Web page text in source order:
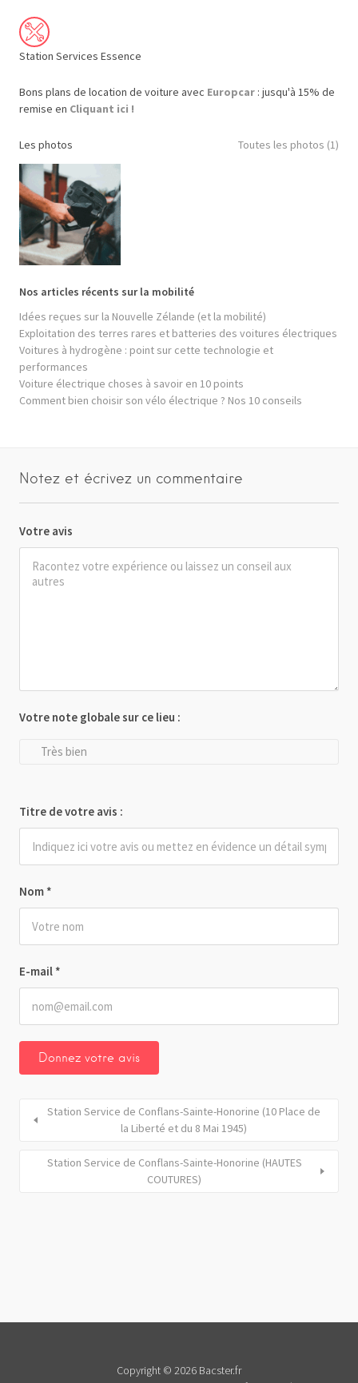
Station Services Essence
Bons plans de location de voiture avec Europcar : jusqu'à 15% de
remise en Cliquant ici !
Les photos Toutes les photos (1)
Nos articles récents sur la mobilité
Idées reçues sur la Nouvelle Zélande (et la mobilité)
Exploitation des terres rares et batteries des voitures électriques
Voitures à hydrogène : point sur cette technologie et
performances
Voiture électrique choses à savoir en 10 points
Comment bien choisir son vélo électrique ? Nos 10 conseils
Notez et écrivez un commentaire
Votre avis
Nom *
E-mail *
Votre note globale sur ce lieu :
Très bien
Titre de votre avis :
Station Service de Conflans-Sainte-Honorine (10 Place de
la Liberté et du 8 Mai 1945)
Station Service de Conflans-Sainte-Honorine (HAUTES
COUTURES)
Copyright © 2026 Bacster.fr